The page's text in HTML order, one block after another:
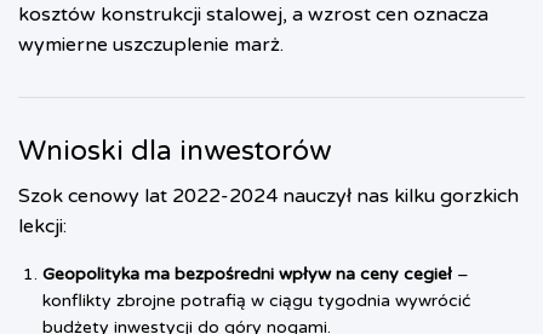
kosztów konstrukcji stalowej, a wzrost cen oznacza
wymierne uszczuplenie marż.
Wnioski dla inwestorów
Szok cenowy lat 2022-2024 nauczył nas kilku gorzkich
lekcji:
Geopolityka ma bezpośredni wpływ na ceny cegieł –
konflikty zbrojne potrafią w ciągu tygodnia wywrócić
budżety inwestycji do góry nogami.